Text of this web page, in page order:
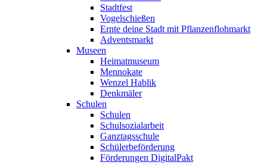
Stadtfest
Vogelschießen
Ernte deine Stadt mit Pflanzenflohmarkt
Adventsmarkt
Museen
Heimatmuseum
Mennokate
Wenzel Hablik
Denkmäler
Schulen
Schulen
Schulsozialarbeit
Ganztagsschule
Schülerbeförderung
Förderungen DigitalPakt